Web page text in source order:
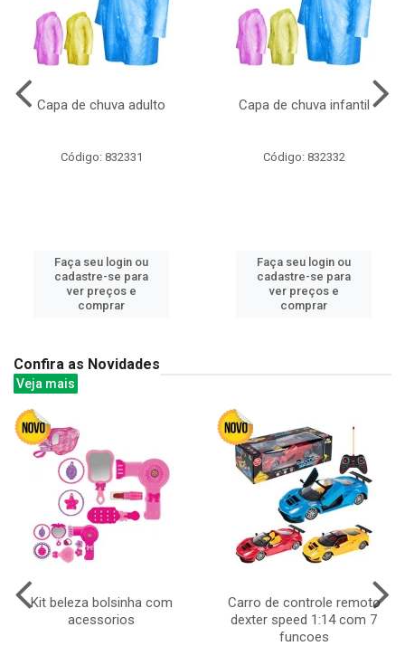
Capa de chuva adulto
Código: 832331
Faça seu login ou
cadastre-se para
ver preços e
comprar
Capa de chuva infantil
Código: 832332
Faça seu login ou
cadastre-se para
ver preços e
comprar
Confira as Novidades
Veja mais
Kit beleza bolsinha com
acessorios
Carro de controle remoto
dexter speed 1:14 com 7
funcoes